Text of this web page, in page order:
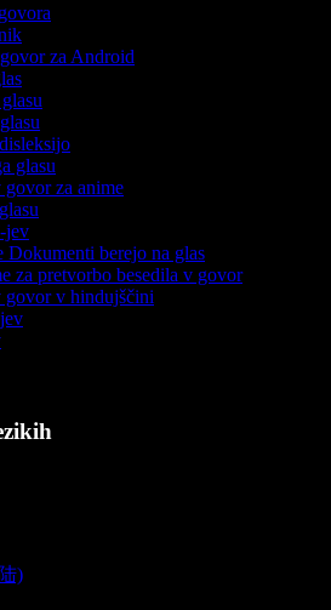
za Android
glasu
govor za anime
jev
berejo na glas
za pretvorbo besedila v govor
govor v hindujščini
)